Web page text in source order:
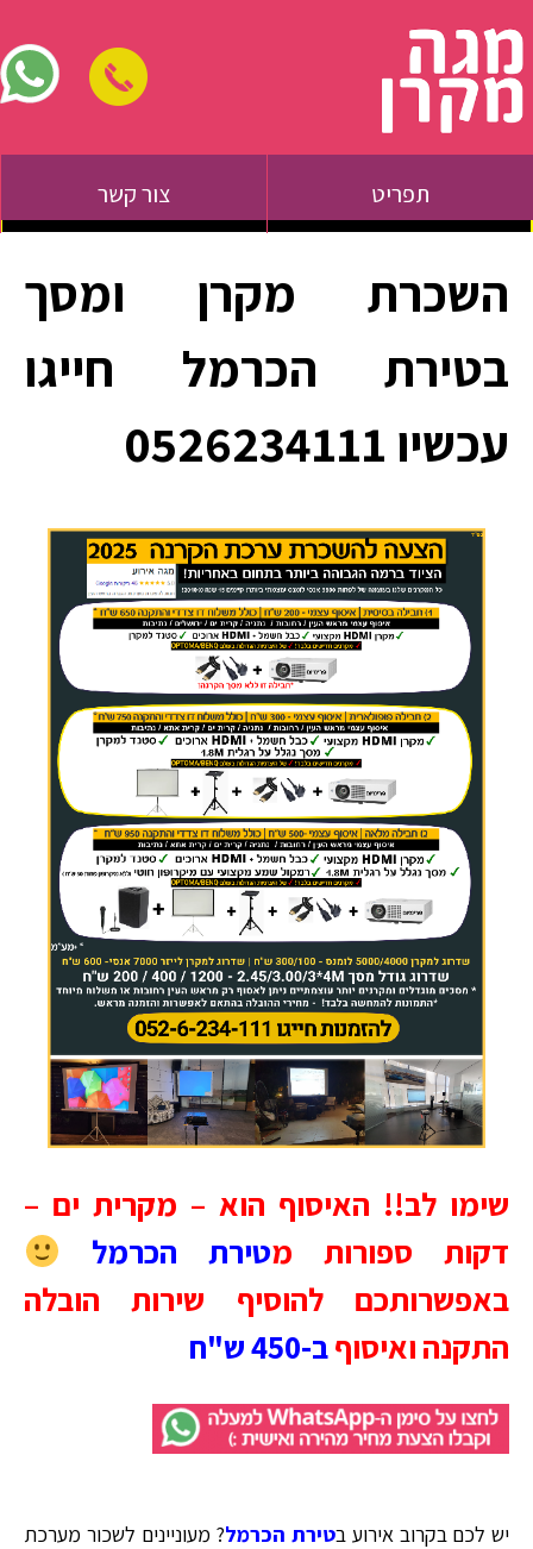
תפריט צור קשר
השכרת מקרן ומסך
בטירת הכרמל חייגו
עכשיו 0526234111
שימו לב!! האיסוף הוא – מקרית ים –
דקות ספורות מטירת הכרמל
באפשרותכם להוסיף שירות הובלה
התקנה ואיסוףב-450 ש"ח
יש לכם בקרוב אירוע בטירת הכרמל? מעוניינים לשכור מערכת